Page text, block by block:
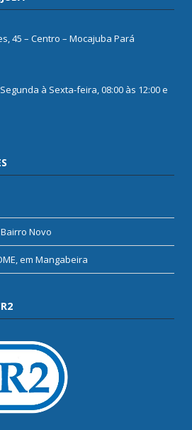
45 – Centro – Mocajuba Pará
à Sexta-feira, 08:00 às 12:00 e
Novo
em Mangabeira